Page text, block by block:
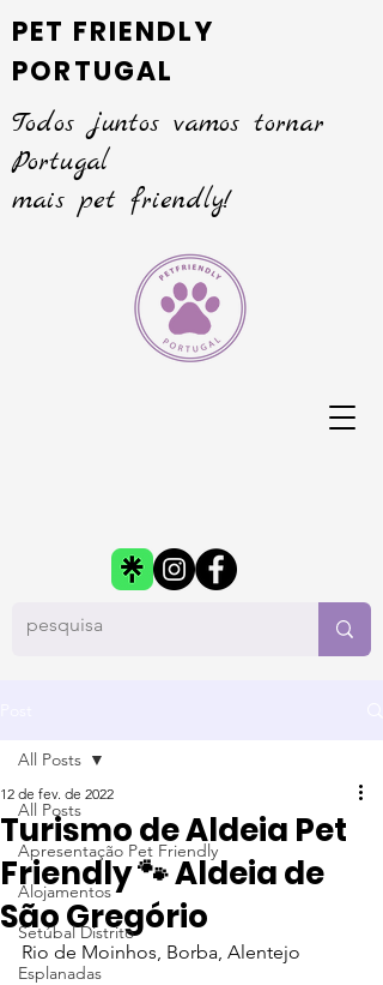
PET FRIENDLY
PORTUGAL
Todos juntos vamos tornar
Portugal
mais pet friendly!
All Posts
Apresentação Pet Friendly
Alojamentos
Setúbal Distrito
Esplanadas
All Posts
Turismo de Aldeia Pet
Friendly 🐾 Aldeia de
São Gregório
12 de fev. de 2022
Rio de Moinhos, Borba, Alentejo